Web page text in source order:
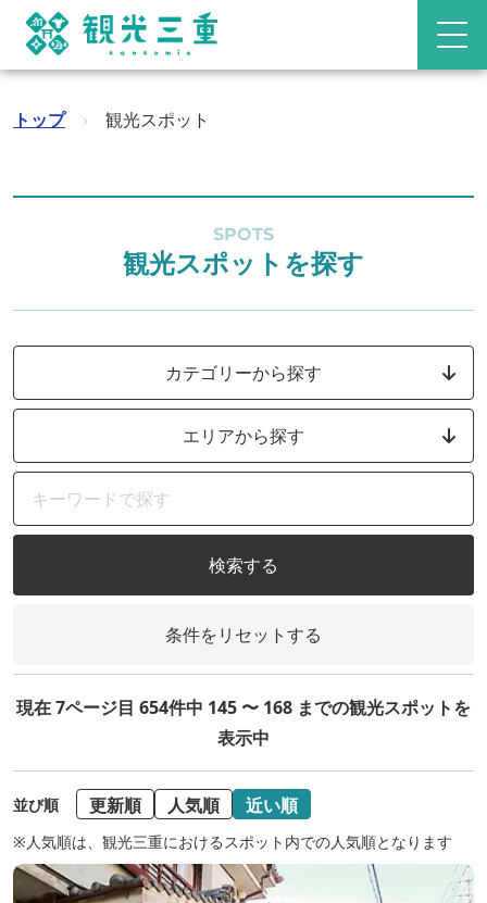
トップ › 観光スポット
SPOTS
観光スポットを探す
カテゴリーから探す
エリアから探す
検索する
条件をリセットする
現在 7ページ目 654件中 145 〜 168 までの観光スポットを
表示中
並び順 更新順 人気順 近い順
※人気順は、観光三重におけるスポット内での人気順となります